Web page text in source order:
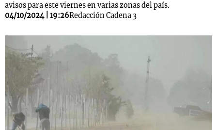
avisos para este viernes en varias zonas del país.
04/10/2024 | 19:26Redacción Cadena 3